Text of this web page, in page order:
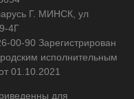
Г. МИНСК, ул
4Г
00-90 Зарегистрирован
исполнительным
01.10.2021
для